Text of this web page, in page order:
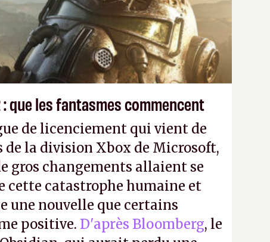
: que les fantasmes commencent
de licenciement qui vient de
de la division Xbox de Microsoft,
gros changements allaient se
cette catastrophe humaine et
une nouvelle que certains
positive. D'après Bloomberg, le